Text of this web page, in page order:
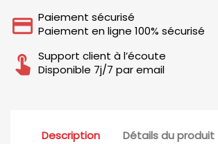
Paiement sécurisé
Paiement en ligne 100% sécurisé
Support client à l’écoute
Disponible 7j/7 par email
Description Détails du produit